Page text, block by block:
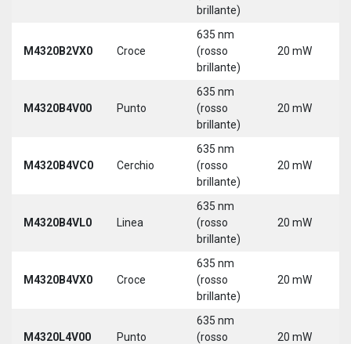
brillante)
M4320B2VX0 Croce
635 nm
(rosso
brillante)
20 mW
M4320B4V00 Punto
635 nm
(rosso
brillante)
20 mW
M4320B4VC0 Cerchio
635 nm
(rosso
brillante)
20 mW
M4320B4VL0 Linea
635 nm
(rosso
brillante)
20 mW
M4320B4VX0 Croce
635 nm
(rosso
brillante)
20 mW
M4320L4V00 Punto
635 nm
(rosso
20 mW